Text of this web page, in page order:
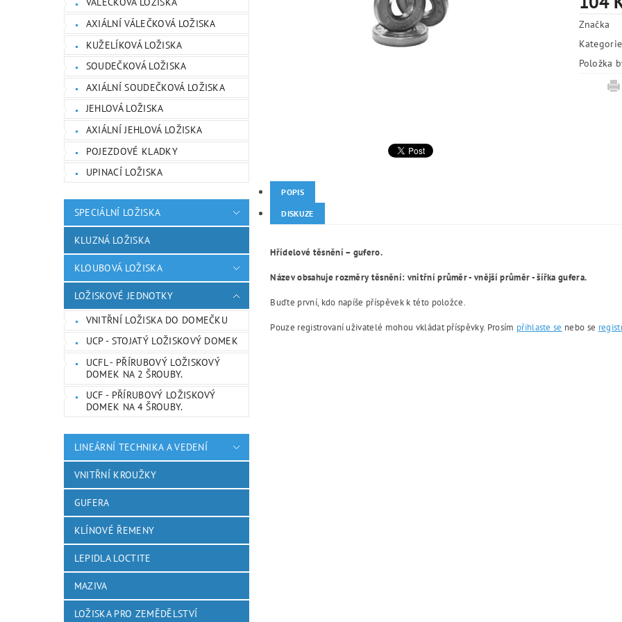
AXIÁLNÍ VÁLEČKOVÁ LOŽISKA
KUŽELÍKOVÁ LOŽISKA
SOUDEČKOVÁ LOŽISKA
AXIÁLNÍ SOUDEČKOVÁ LOŽISKA
JEHLOVÁ LOŽISKA
AXIÁLNÍ JEHLOVÁ LOŽISKA
POJEZDOVÉ KLADKY
UPINACÍ LOŽISKA
SPECIÁLNÍ LOŽISKA
KLUZNÁ LOŽISKA
KLOUBOVÁ LOŽISKA
LOŽISKOVÉ JEDNOTKY
VNITŘNÍ LOŽISKA DO DOMEČKU
UCP - STOJATÝ LOŽISKOVÝ DOMEK
UCFL - PŘÍRUBOVÝ LOŽISKOVÝ
DOMEK NA 2 ŠROUBY.
UCF - PŘÍRUBOVÝ LOŽISKOVÝ
DOMEK NA 4 ŠROUBY.
LINEÁRNÍ TECHNIKA A VEDENÍ
VNITŘNÍ KROUŽKY
GUFERA
KLÍNOVÉ ŘEMENY
LEPIDLA LOCTITE
MAZIVA
LOŽISKA PRO ZEMĚDĚLSTVÍ
Značka
Kategorie
Položka
POPIS
DISKUZE
Hřídelové těsnění – gufero.
Název obsahuje rozměry těsnění: vnitřní průměr - vnější průměr - šířka gufera.
Buďte první, kdo napíše příspěvek k této položce.
Pouze registrovaní uživatelé mohou vkládat příspěvky. Prosím přihlaste se nebo se